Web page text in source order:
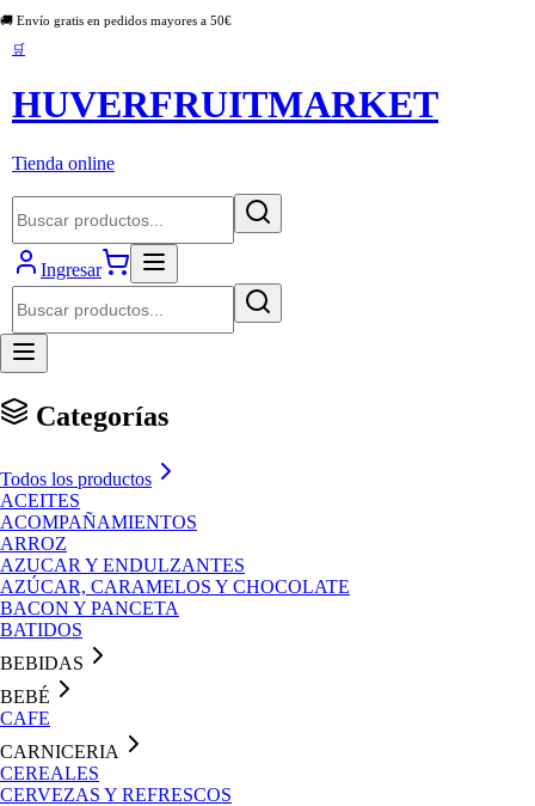
🚚 Envío gratis en pedidos mayores a 50€
🛒
HUVERFRUITMARKET
Tienda online
Ingresar
Categorías
Todos los productos
ACEITES
ACOMPAÑAMIENTOS
ARROZ
AZUCAR Y ENDULZANTES
AZÚCAR, CARAMELOS Y CHOCOLATE
BACON Y PANCETA
BATIDOS
BEBIDAS
BEBÉ
CAFE
CARNICERIA
CEREALES
CERVEZAS Y REFRESCOS